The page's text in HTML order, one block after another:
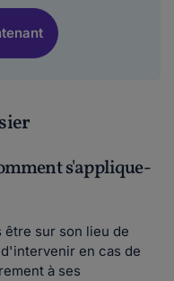
s'applique-
être sur son lieu de
en cas de
à ses